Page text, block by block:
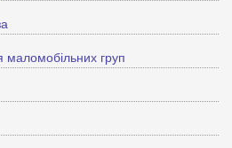
маломобільних груп